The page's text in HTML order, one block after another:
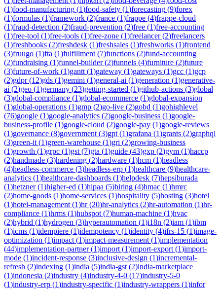
(1)food-manufacturing (1)food-safety (1)forecasting (9)forex
(1)formulas (1)framework (2)france (1)frappe (4)frappe-cloud
(1)fraud-detection (2)fraud-prevention (2)free (1)free-accounting
(1)free-tool (1)free-tools (1)free-zone (1)freelancer(2)freelancers
(1)freshbooks (2)freshdesk (1)freshsales (1)freshworks (1)frontend
(3)fruugo (1)fta (1)fulfillment (7)functions (2)fund-accounting
(2)fundraising (1)funnel-builder(2)funnels (4)furniture (2)future
(3)future-of-work (1)gantt (1)gateway (1)gateways (1)gcc (1)gcp
(2)gdpr(12)gds (1)gemini (1)general-ai (1)generation (1)generative-
ai (2)geo (1)germany (23)getting-started (1)github-actions (3)global
(3)global-compliance (1)global-ecommerce (1)global-expansion
(1)global-operations (1)gmp (2)go-live (2)gobd (1)gohighlevel
(76)google (1)google-analytics (2)google-business (1)google-
business-profile (1)google-cloud (2)google-pay (1)google-reviews
(1)governance (8)government (3)gpt (1)grafana (1)grants (2)graphql
(3)green-it (1)green-warehouse (1)gri (2)growing-business
(1)growth (1)grpc (1)gst (7)gta (1)guide (43)gxp (2)gym (1)haccp
(2)handmade (3)hardening (2)hardware (1)hcm (1)headless
(4)headless-commerce (3)headless-erp (1)healthcare (9)healthcare-
analytics (1)healthcare-dashboards (1)helpdesk (7)hepsiburada
(1)hetzner(1)higher-ed (1)hipaa (5)hiring (4)hmac (1)hmrc
(2)home-goods (1)home-services (1)hospitality (5)hosting (3)hotel
(1)hotel-management (1)hr(20)hr-analytics (2)hr-automation (1)hr-
compliance (1)hrms (1)hubspot (7)human-machine (1)hvac
(2)hybrid (1)hydrogen (3)hyperautomation (1)i18n (2)iam (1)ibm
(1)icms (1)idempiere (1)idempotency (1)identity (4)ifrs-15 (1)image-
optimization (1)impact (1)impact-measurement (1)implementation
(44)implementation-partner(1)import (1)import-export (1)import-
mode (1)incident-response (3)inclusive-design (1)incremental-
refresh (2)indexing (1)india (5)india-gst (2)india-marketplace
(1)indonesia (2)industry (4)industry-4-0 (17)industry-5-0
(1)industry-erp (1)industry-specific (1)industry-wrappers (1)infor